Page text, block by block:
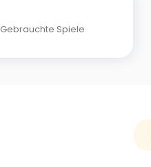
Gebrauchte Spiele